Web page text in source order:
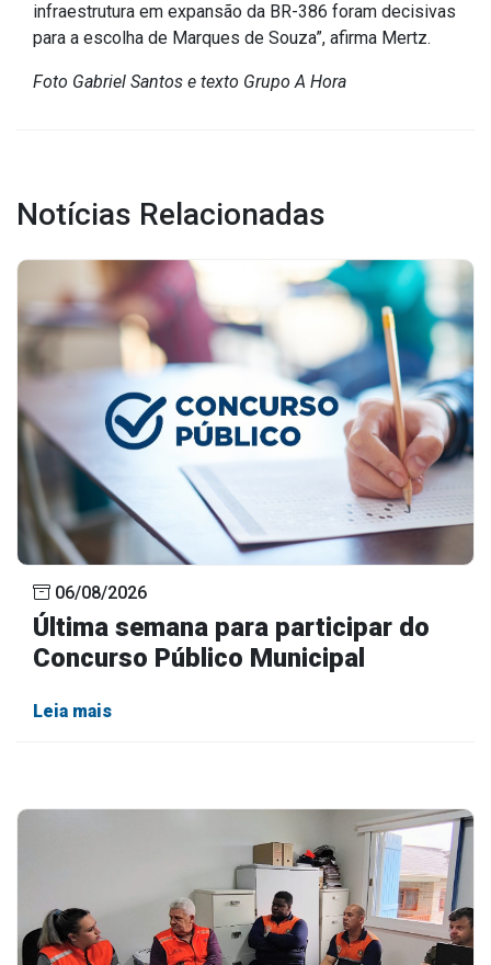
Radar da Transparência
Downloads
Contato
Página Inicial
infraestrutura em expansão da BR-386 foram decisivas
para a escolha de Marques de Souza”, afirma Mertz.
Foto Gabriel Santos e texto Grupo A Hora
Notícias Relacionadas
06/08/2026
Última semana para participar do
Concurso Público Municipal
Leia mais